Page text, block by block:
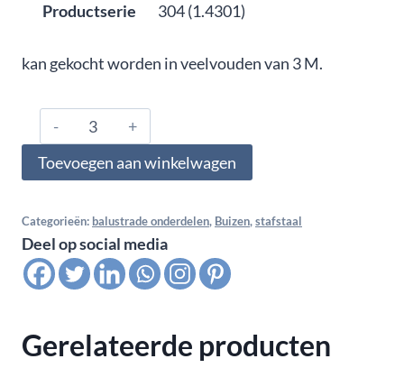
Productserie
304 (1.4301)
kan gekocht worden in veelvouden van 3 M.
3547002,
Stafstaal
Ø
mm,
H9,
in
K320
Toevoegen aan winkelwagen
Categorieën: balustrade onderdelen, Buizen, stafstaal
Deel op social media
Gerelateerde producten